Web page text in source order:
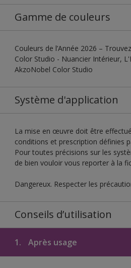
Gamme de couleurs
Couleurs de l’Année 2026 –
Color Studio - Nuancier Intérieur,
AkzoNobel Color Studio
Système d'application
La mise en œuvre doit être
conditions et prescription définies
Pour toutes précisions sur les
de bien vouloir vous reporter à la
Dangereux. Respecter les
Conseils d’utilisation
1. Après usage